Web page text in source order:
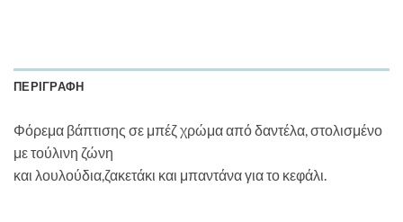
ΠΕΡΙΓΡΑΦΉ
Φόρεμα βάπτισης σε μπέζ χρώμα από δαντέλα, στολισμένο
με τούλινη ζώνη
και λουλούδια,ζακετάκι και μπαντάνα για το κεφάλι.